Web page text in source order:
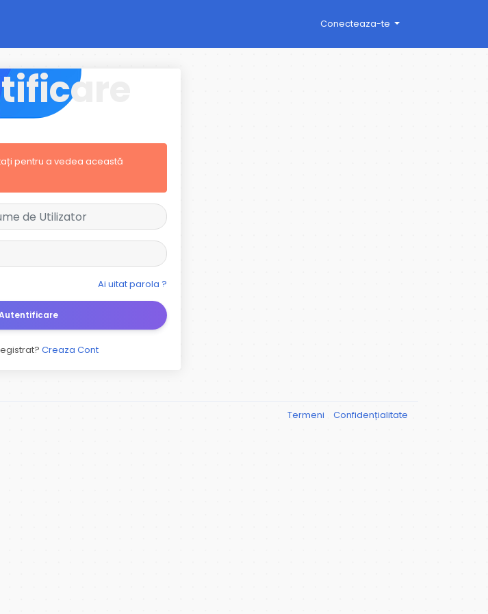
Conecteaza-te
pentru a vedea această
Ai uitat parola ?
Creaza Cont
Termeni Confidențialitate